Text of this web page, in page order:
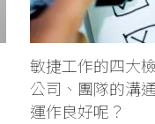
敏捷工作的四大
公司、團隊的溝
運作良好呢？